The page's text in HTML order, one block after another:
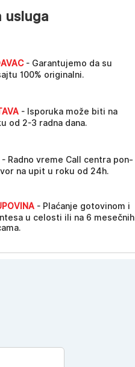
usluga
- Garantujemo da su
100% originalni.
- Isporuka može biti na
od 2-3 radna dana.
- Radno vreme Call centra pon-
na upit u roku od 24h.
- Plaćanje gotovinom i
u celosti ili na 6 mesečnih